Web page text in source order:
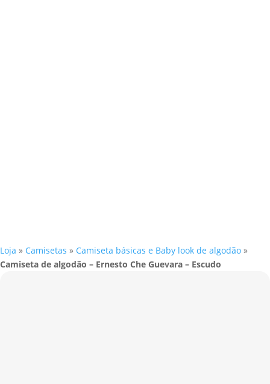
Loja » Camisetas » Camiseta básicas e Baby look de algodão »
Camiseta de algodão – Ernesto Che Guevara – Escudo